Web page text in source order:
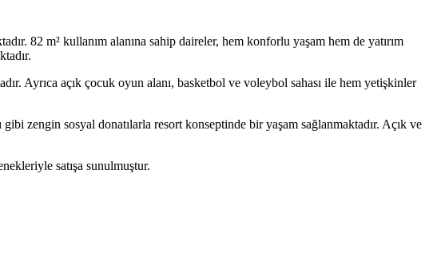
82 m² kullanım alanına sahip daireler, hem konforlu yaşam hem de yatırım
Ayrıca açık çocuk oyun alanı, basketbol ve voleybol sahası ile hem yetişkinler
zengin sosyal donatılarla resort konseptinde bir yaşam sağlanmaktadır. Açık ve
satışa sunulmuştur.